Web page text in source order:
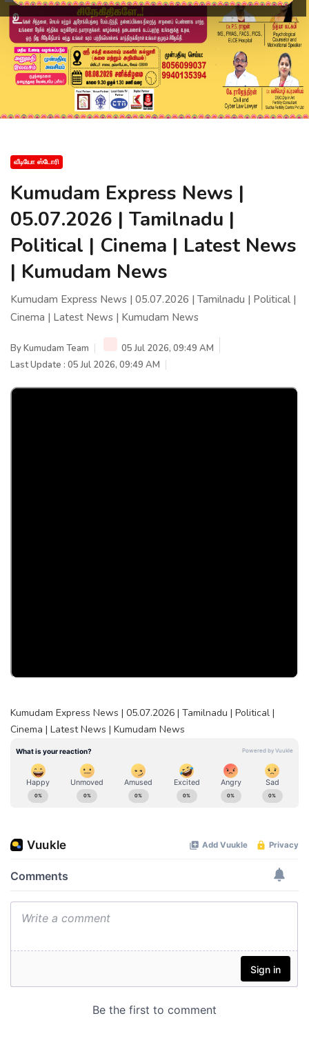
வீடியோ ஸ்டோரி
Kumudam Express News |
05.07.2026 | Tamilnadu |
Political | Cinema | Latest News
| Kumudam News
Kumudam Express News | 05.07.2026 | Tamilnadu | Political |
Cinema | Latest News | Kumudam News
ByKumudam Team
05 Jul 2026, 09:49 AM
Last Update : 05 Jul 2026, 09:49 AM
Kumudam Express News | 05.07.2026 | Tamilnadu | Political |
Cinema | Latest News | Kumudam News